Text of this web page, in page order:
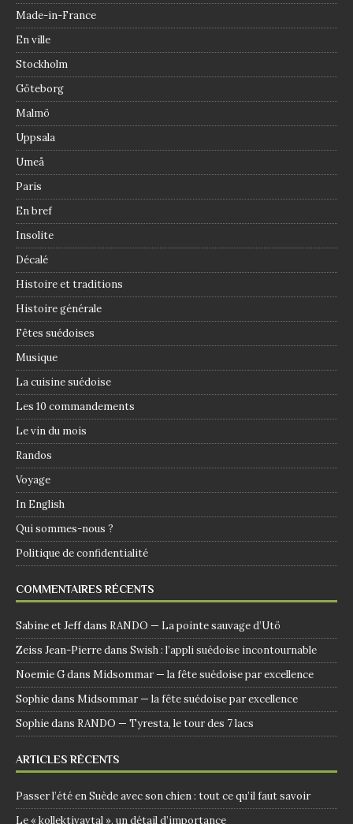
Made-in-France
En ville
Stockholm
Göteborg
Malmö
Uppsala
Umeå
Paris
En bref
Insolite
Décalé
Histoire et traditions
Histoire générale
Fêtes suédoises
Musique
La cuisine suédoise
Les 10 commandements
Le vin du mois
Randos
Voyage
In English
Qui sommes-nous ?
Politique de confidentialité
COMMENTAIRES RÉCENTS
Sabine et Jeffdans RANDO — La pointe sauvage d’Utö
Zeiss Jean-Pierredans Swish : l’appli suédoise incontournable
Noemie Gdans Midsommar — la fête suédoise par excellence
Sophiedans Midsommar — la fête suédoise par excellence
Sophiedans RANDO — Tyresta, le tour des 7 lacs
ARTICLES RÉCENTS
Passer l’été en Suède avec son chien : tout ce qu’il faut savoir
Le « kollektivavtal », un détail d’importance